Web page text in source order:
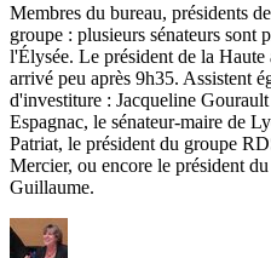
Membres du bureau, présidents
groupe : plusieurs sénateurs sont
l'Élysée. Le président de la Haute
arrivé peu après 9h35. Assistent
d'investiture : Jacqueline
Espagnac, le sénateur-maire de
Patriat, le président du groupe
Mercier, ou encore le président
Guillaume.